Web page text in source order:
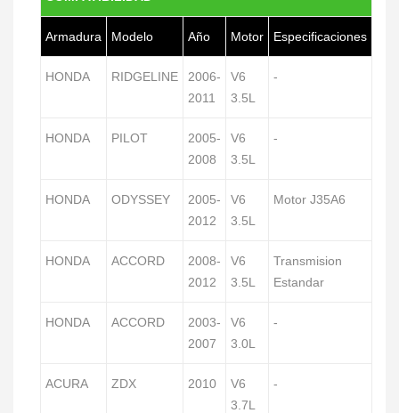
Armadura Modelo Año Motor Especificaciones
HONDA RIDGELINE
2006-
2011
V6
3.5L
-
HONDA PILOT
2005-
2008
V6
3.5L
-
HONDA ODYSSEY
2005-
2012
V6
3.5L
Motor J35A6
HONDA ACCORD
2008-
2012
V6
3.5L
Transmision
Estandar
HONDA ACCORD
2003-
2007
V6
3.0L
-
ACURA ZDX 2010
V6
3.7L
-